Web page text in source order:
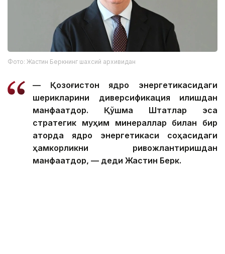
Фото: Жастин Беркнинг шахсий архивидан
— Қозоғистон ядро энергетикасидаги
шерикларини диверсификация қилишдан
манфаатдор. Қўшма Штатлар эса
стратегик муҳим минераллар билан бир
қаторда ядро энергетикаси соҳасидаги
ҳамкорликни ривожлантиришдан
манфаатдор, — деди Жастин Берк.